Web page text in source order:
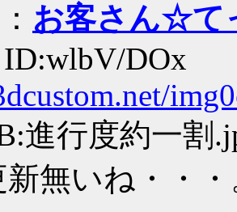
お客さん☆て
ID:wlbV/DOx
進行度約一割
新無いね・・